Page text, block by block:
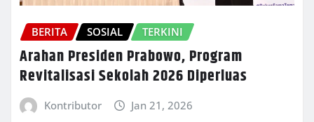
BERITA SOSIAL TERKINI
Arahan Presiden Prabowo, Program
Revitalisasi Sekolah 2026 Diperluas
Kontributor Jan 21, 2026